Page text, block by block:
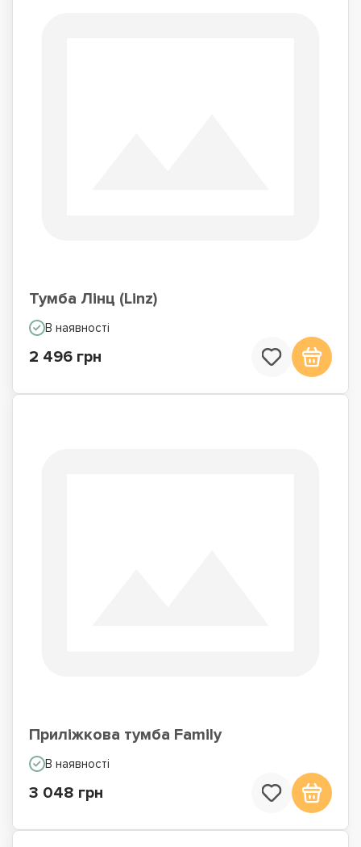
Тумба Лінц (Linz)
В наявності
2 496 грн
Приліжкова тумба Family
В наявності
3 048 грн